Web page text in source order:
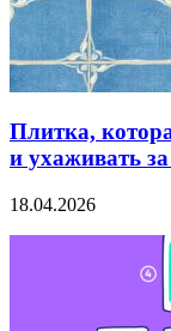
Плитка,
и ухаживать
18.04.2026